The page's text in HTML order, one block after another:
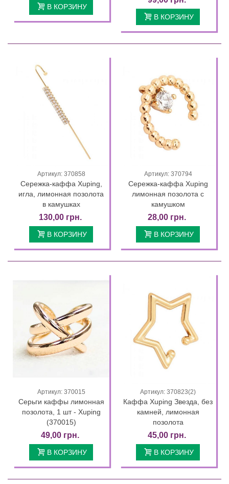
В КОРЗИНУ
В КОРЗИНУ
Артикул: 370858
Сережка-каффа Xuping,
игла, лимонная позолота
в камушках
130,00 грн.
В КОРЗИНУ
Артикул: 370794
Сережка-каффа Xuping
лимонная позолота с
камушком
28,00 грн.
В КОРЗИНУ
Артикул: 370015
Серьги каффы лимонная
позолота, 1 шт - Xuping
(370015)
49,00 грн.
В КОРЗИНУ
Артикул: 370823(2)
Каффа Xuping Звезда, без
камней, лимонная
позолота
45,00 грн.
В КОРЗИНУ